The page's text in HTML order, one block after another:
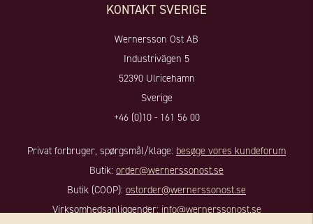
KONTAKT SVERIGE
Wernersson Ost AB
Industrivägen 5
52390 Ulricehamn
Sverige
+46 (0)10 - 161 56 00
Privat forbruger, spørgsmål/klage: besøge vores kundeforum
Butik: order@wernerssonost.se
Butik (COOP): ostorder@wernerssonost.se
Virksomhedsanliggender: info@wernerssonost.se